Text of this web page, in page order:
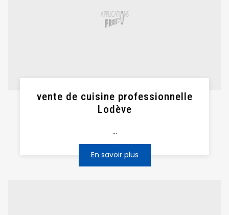
vente de cuisine professionnelle
Lodève
...
En savoir plus